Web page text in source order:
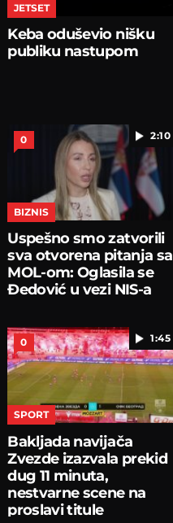
JETSET
Keba oduševio nišku
publiku nastupom
2:10
0
BIZNIS
Uspešno smo zatvorili
sva otvorena pitanja sa
MOL-om: Oglasila se
Đedović u vezi NIS-a
1:45
0
SPORT
Bakljada navijača
Zvezde izazvala prekid
dug 11 minuta,
nestvarne scene na
proslavi titule